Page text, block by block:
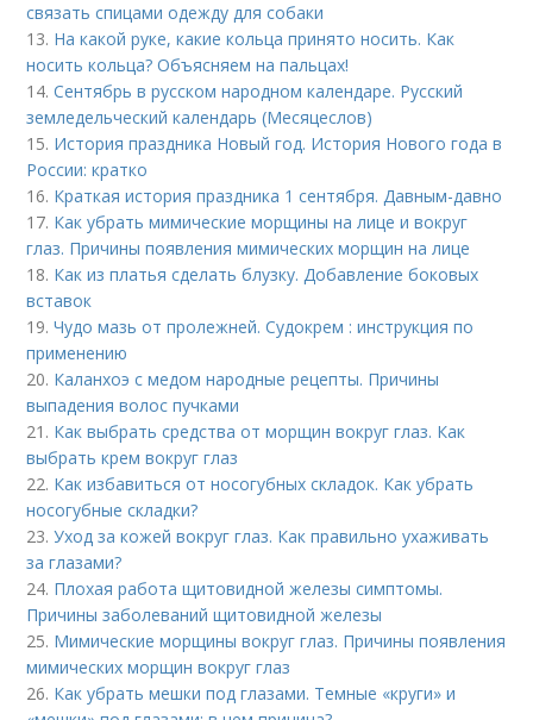
связать спицами одежду для собаки
13. На какой руке, какие кольца принято носить. Как
носить кольца? Объясняем на пальцах!
14.Сентябрь в русском народном календаре. Русский
земледельческий календарь (Месяцеслов)
15. История праздника Новый год. История Нового года в
России: кратко
16. Краткая история праздника 1 сентября. Давным-давно
17. Как убрать мимические морщины на лице и вокруг
глаз. Причины появления мимических морщин на лице
18. Как из платья сделать блузку. Добавление боковых
вставок
19.Чудо мазь от пролежней. Судокрем : инструкция по
применению
20. Каланхоэ с медом народные рецепты. Причины
выпадения волос пучками
21. Как выбрать средства от морщин вокруг глаз. Как
выбрать крем вокруг глаз
22. Как избавиться от носогубных складок. Как убрать
носогубные складки?
23.Уход за кожей вокруг глаз. Как правильно ухаживать
за глазами?
24. Плохая работа щитовидной железы симптомы.
Причины заболеваний щитовидной железы
25. Мимические морщины вокруг глаз. Причины появления
мимических морщин вокруг глаз
26. Как убрать мешки под глазами. Темные «круги» и